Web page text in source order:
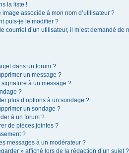
la liste !
associée à mon nom d’utilisateur ?
puis-je le modifier ?
courriel d’un utilisateur, il m’est demandé de
dans un forum ?
un message ?
à un message ?
?
plus d’options à un sondage ?
un sondage ?
à un forum ?
de pièces jointes ?
?
messages à un modérateur ?
» affiché lors de la rédaction d’un sujet ?